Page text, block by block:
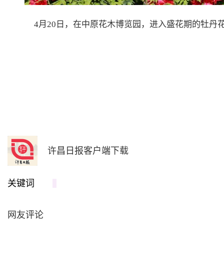
4月20日，在中原花木博览园，进入盛花期的牡丹
许昌日报客户端下载
关键词
网友评论